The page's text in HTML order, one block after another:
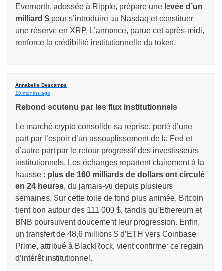
Evernorth, adossée à Ripple, prépare une levée d’un
milliard $ pour s’introduire au Nasdaq et constituer
une réserve en XRP. L’annonce, parue cet après-midi,
renforce la crédibilité institutionnelle du token.
Annabelle Descamps
10 months ago
Rebond soutenu par les flux institutionnels
Le marché crypto consolide sa reprise, porté d’une
part par l’espoir d’un assouplissement de la Fed et
d’autre part par le retour progressif des investisseurs
institutionnels. Les échanges repartent clairement à la
hausse : plus de 160 milliards de dollars ont circulé
en 24 heures, du jamais-vu depuis plusieurs
semaines. Sur cette toile de fond plus animée, Bitcoin
tient bon autour des 111 000 $, tandis qu’Ethereum et
BNB poursuivent doucement leur progression. Enfin,
un transfert de 48,6 millions $ d’ETH vers Coinbase
Prime, attribué à BlackRock, vient confirmer ce regain
d’intérêt institutionnel.